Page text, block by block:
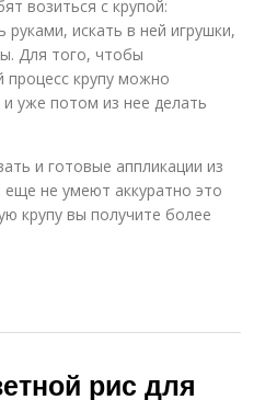
возиться с крупой:
искать в ней игрушки,
Для того, чтобы
процесс крупу можно
уже потом из нее делать
и готовые аппликации из
не умеют аккуратно это
крупу вы получите более
рис для